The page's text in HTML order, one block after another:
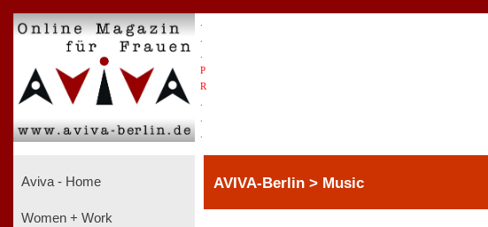
P
R
Aviva - Home
Women + Work
AVIVA-Berlin > Music